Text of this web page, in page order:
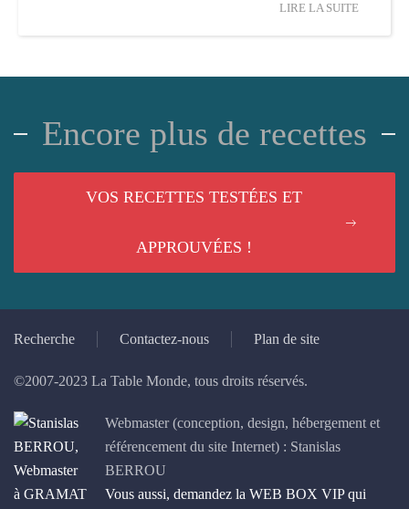
LIRE LA SUITE
Encore plus de recettes
VOS RECETTES TESTÉES ET
APPROUVÉES !
Recherche Contactez-nous Plan de site
©2007-2023 La Table Monde, tous droits réservés.
Webmaster (conception, design, hébergement et
référencement du site Internet) : Stanislas
BERROU
Vous aussi, demandez la WEB BOX VIP qui